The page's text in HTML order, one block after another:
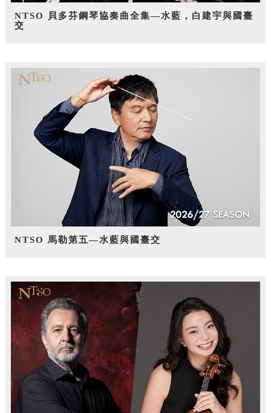
NTSO 貝多芬鋼琴協奏曲全集—水藍，白建宇與國臺
交
NTSO 馬勒第五—水藍與國臺交